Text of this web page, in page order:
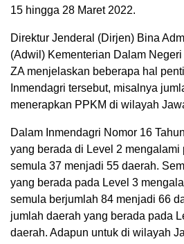
15 hingga 28 Maret 2022.
Direktur Jenderal (Dirjen) Bina
(Adwil) Kementerian Dalam Negeri
ZA menjelaskan beberapa hal
Inmendagri tersebut, misalnya
menerapkan PPKM di wilayah
Dalam Inmendagri Nomor 16
yang berada di Level 2 mengalami
semula 37 menjadi 55 daerah.
yang berada pada Level 3
semula berjumlah 84 menjadi 66
jumlah daerah yang berada pada
daerah. Adapun untuk di wilayah